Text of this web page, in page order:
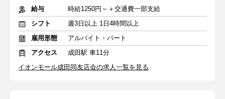
給与
時給1250円～＋交通費一部支給
シフト
週3日以上 1日4時間以上
雇用形態
アルバイト・パート
アクセス
成田駅 車11分
イオンモール成田同友店会の求人一覧を見る